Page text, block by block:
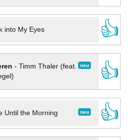
into My Eyes
👍
neu
- Timm Thaler (feat.
👍
neu
Until the Morning
👍